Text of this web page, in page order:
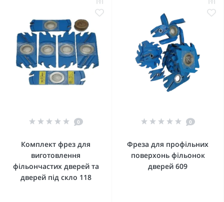
0
Комплект фрез для
виготовлення
фільончастих дверей та
дверей під скло 118
0
Фреза для профільних
поверхонь фільонок
дверей 609